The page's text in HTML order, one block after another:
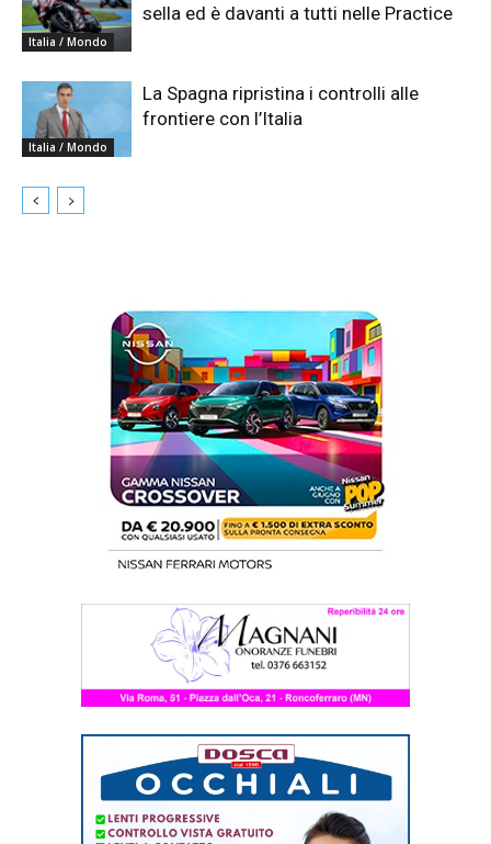
Italia / Mondo
sella ed è davanti a tutti nelle Practice
Italia / Mondo
La Spagna ripristina i controlli alle
frontiere con l’Italia